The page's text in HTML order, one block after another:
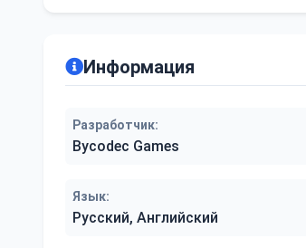
Информация
Разработчик:
Bycodec Games
Язык:
Русский, Английский